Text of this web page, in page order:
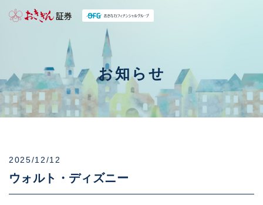
お知らせ
2025/12/12
ウォルト・ディズニー